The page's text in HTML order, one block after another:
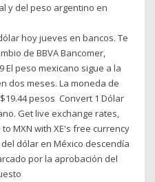
y del peso argentino en
hoy jueves en bancos. Te
de BBVA Bancomer,
El peso mexicano sigue a la
dos meses. La moneda de
pesos Convert 1 Dólar
Get live exchange rates,
MXN with XE's free currency
del dólar en México descendía
por la aprobación del